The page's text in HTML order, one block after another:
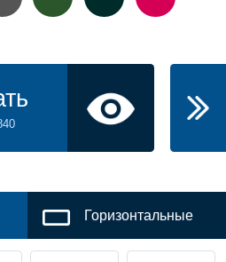
Горизонтальные